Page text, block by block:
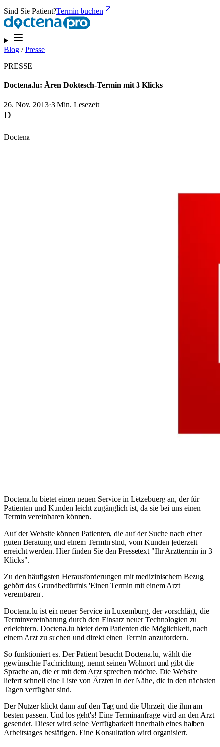
Sind Sie Patient?Termin buchen
Blog /Presse
PRESSE
Doctena.lu: Ären Doktesch-Termin mit 3 Klicks
26. Nov. 2013·3 Min. Lesezeit
D
Doctena
Doctena.lu bietet einen neuen Service in Lëtzebuerg an, der für
Patienten und Kunden leicht zugänglich ist, da sie bei uns einen
Termin vereinbaren können.
Auf der Website können Patienten, die auf der Suche nach einer
guten Beratung und einem Termin sind, vom Kunden jederzeit
erreicht werden. Hier finden Sie den Pressetext "Ihr Arzttermin in 3
Klicks".
Zu den häufigsten Herausforderungen mit medizinischem Bezug
gehört das Grundbedürfnis 'Einen Termin mit einem Arzt
vereinbaren'.
Doctena.lu ist ein neuer Service in Luxemburg, der vorschlägt, die
Terminvereinbarung durch den Einsatz neuer Technologien zu
erleichtern. Doctena.lu bietet dem Patienten die Möglichkeit, nach
einem Arzt zu suchen und direkt einen Termin anzufordern.
So funktioniert es. Der Patient besucht Doctena.lu, wählt die
gewünschte Fachrichtung, nennt seinen Wohnort und gibt die
Sprache an, die er mit dem Arzt sprechen möchte. Die Website
liefert schnell eine Liste von Ärzten in der Nähe, die in den nächsten
Tagen verfügbar sind.
Der Nutzer klickt dann auf den Tag und die Uhrzeit, die ihm am
besten passen. Und los geht's! Eine Terminanfrage wird an den Arzt
gesendet. Dieser wird seine Verfügbarkeit innerhalb eines halben
Arbeitstages bestätigen. Eine Konsultation wird organisiert.